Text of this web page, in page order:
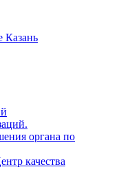
Казань
органа по
качества